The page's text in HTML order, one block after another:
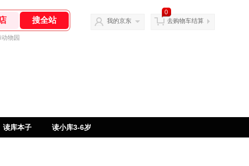
动物园
我的京东
0
去购物车结算
读库本子 读小库3-6岁